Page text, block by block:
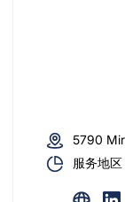
5790
服务地